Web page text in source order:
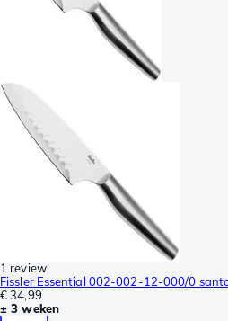
1 review
Fissler Essential 002-002-12-000/0
€ 34,99
± 3 weken